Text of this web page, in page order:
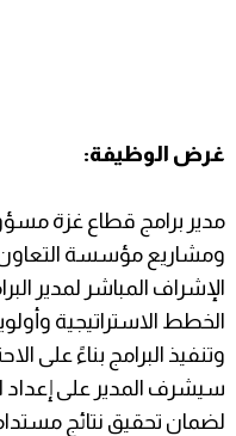
غرض الوظيفة:
مدير برامج قطاع غزة
ومشاريع مؤسسة
الإشراف المباشر لمدير
الخطط الاستراتيجية
وتنفيذ البرامج بناءً على
سيشرف المدير على إعداد
لضمان تحقيق نتائج